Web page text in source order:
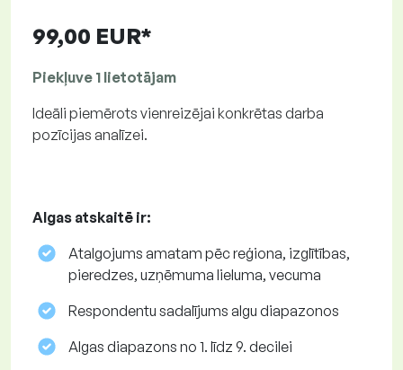
99,00 EUR*
Piekļuve 1 lietotājam
Ideāli piemērots vienreizējai konkrētas darba
pozīcijas analīzei.
Algas atskaitē ir:
Atalgojums amatam pēc reģiona, izglītības,
pieredzes, uzņēmuma lieluma, vecuma
Respondentu sadalījums algu diapazonos
Algas diapazons no 1. līdz 9. decilei